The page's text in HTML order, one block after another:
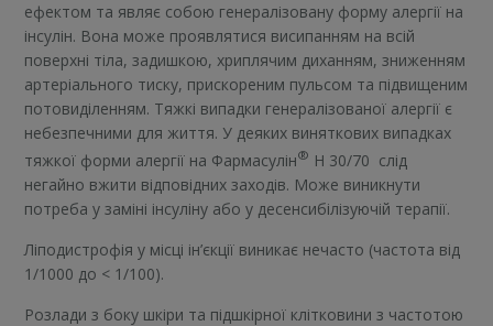
ефектом та являє собою генералізовану форму алергії на
інсулін. Вона може проявлятися висипанням на всій
поверхні тіла, задишкою, хриплячим диханням, зниженням
артеріального тиску, прискореним пульсом та підвищеним
потовиділенням. Тяжкі випадки генералізованої алергії є
небезпечними для життя. У деяких виняткових випадках
тяжкої форми алергії на Фармасулін® H 30/70 слід
негайно вжити відповідних заходів. Може виникнути
потреба у заміні інсуліну або у десенсибілізуючій терапії.
Ліподистрофія у місці ін’єкції виникає нечасто (частота від
1/1000 до < 1/100).
Pозлади з боку шкіри та підшкірної клітковини з частотою